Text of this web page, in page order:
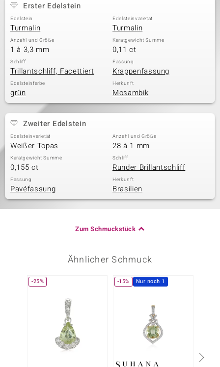
Erster Edelstein
Edelstein
Turmalin
Edelsteinvarietät
Turmalin
Anzahl und Größe
1 à 3,3 mm
Karatgewicht Summe
0,11 ct
Schliff
Trillantschliff, Facettiert
Fassung
Krappenfassung
Edelsteinfarbe
grün
Herkunft
Mosambik
Zweiter Edelstein
Edelsteinvarietät
Weißer Topas
Anzahl und Größe
28 à 1 mm
Karatgewicht Summe
0,155 ct
Schliff
Runder Brillantschliff
Fassung
Pavéfassung
Herkunft
Brasilien
Zum Schmuckstück
Ähnlicher Schmuck
-25% -15% Nur noch 1